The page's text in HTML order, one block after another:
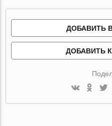
ДОБАВИТЬ
ДОБАВИТЬ